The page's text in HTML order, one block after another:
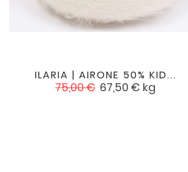
ILARIA | AIRONE 50% KID...
Įprasta
75,00 € Kaina
67,50 € kg
 favorite